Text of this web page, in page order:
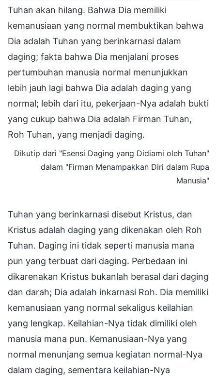
Tuhan akan hilang. Bahwa Dia memiliki
kemanusiaan yang normal membuktikan bahwa
Dia adalah Tuhan yang berinkarnasi dalam
daging; fakta bahwa Dia menjalani proses
pertumbuhan manusia normal menunjukkan
lebih jauh lagi bahwa Dia adalah daging yang
normal; lebih dari itu, pekerjaan-Nya adalah bukti
yang cukup bahwa Dia adalah Firman Tuhan,
Roh Tuhan, yang menjadi daging.
Dikutip dari "Esensi Daging yang Didiami oleh Tuhan"
dalam "Firman Menampakkan Diri dalam Rupa
Manusia"
Tuhan yang berinkarnasi disebut Kristus, dan
Kristus adalah daging yang dikenakan oleh Roh
Tuhan. Daging ini tidak seperti manusia mana
pun yang terbuat dari daging. Perbedaan ini
dikarenakan Kristus bukanlah berasal dari daging
dan darah; Dia adalah inkarnasi Roh. Dia memiliki
kemanusiaan yang normal sekaligus keilahian
yang lengkap. Keilahian-Nya tidak dimiliki oleh
manusia mana pun. Kemanusiaan-Nya yang
normal menunjang semua kegiatan normal-Nya
dalam daging, sementara keilahian-Nya